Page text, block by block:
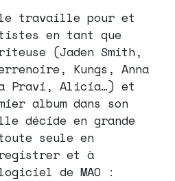
travaille pour et
en tant que
(Jaden Smith,
Kungs, Anna
Pravi, Alicia…) et
album dans son
décide en grande
seule en
et à
de MAO :